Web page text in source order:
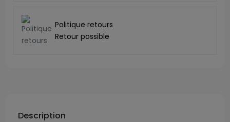
Politique retours
Retour possible
Description